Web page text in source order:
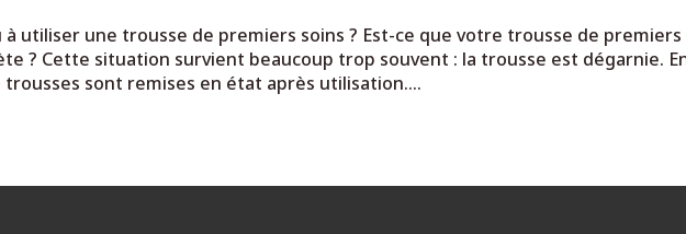
à utiliser une trousse de premiers soins ? Est-ce que votre trousse de premiers
? Cette situation survient beaucoup trop souvent : la trousse est dégarnie.
sont remises en état après utilisation....